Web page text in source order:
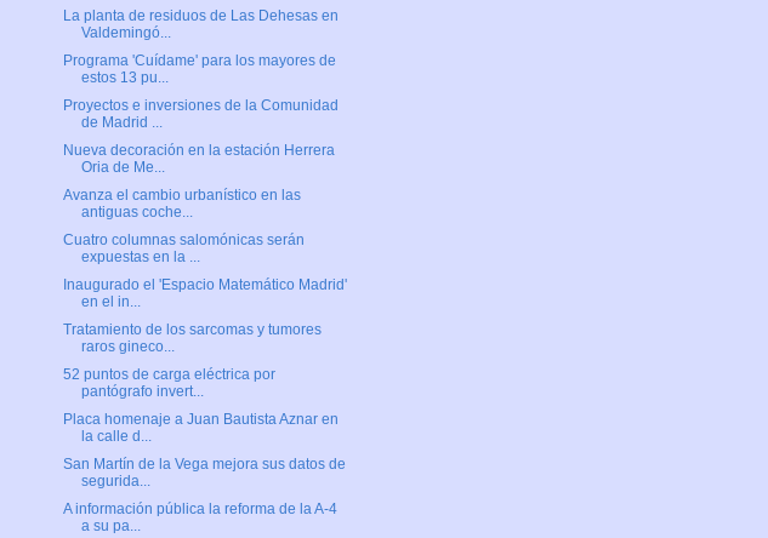
La planta de residuos de Las Dehesas en
Valdemingó...
Programa 'Cuídame' para los mayores de
estos 13 pu...
Proyectos e inversiones de la Comunidad
de Madrid ...
Nueva decoración en la estación Herrera
Oria de Me...
Avanza el cambio urbanístico en las
antiguas coche...
Cuatro columnas salomónicas serán
expuestas en la ...
Inaugurado el 'Espacio Matemático Madrid'
en el in...
Tratamiento de los sarcomas y tumores
raros gineco...
52 puntos de carga eléctrica por
pantógrafo invert...
Placa homenaje a Juan Bautista Aznar en
la calle d...
San Martín de la Vega mejora sus datos de
segurida...
A información pública la reforma de la A-4
a su pa...